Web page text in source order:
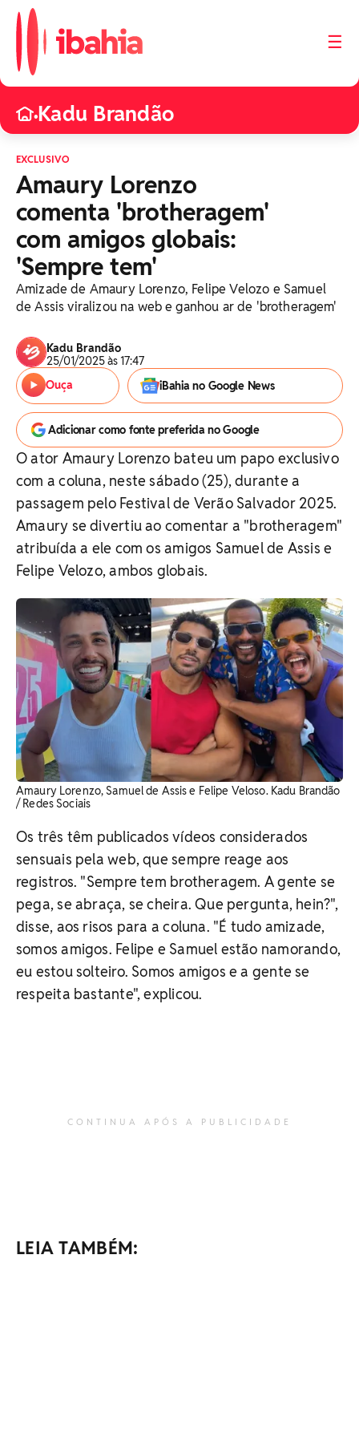
☰
•Kadu Brandão
EXCLUSIVO
Amaury Lorenzo
comenta 'brotheragem'
com amigos globais:
'Sempre tem'
Amizade de Amaury Lorenzo, Felipe Velozo e Samuel
de Assis viralizou na web e ganhou ar de 'brotheragem'
Kadu Brandão
25/01/2025 às 17:47
Ouça
iBahia no Google News
Adicionar como fonte preferida no Google
O ator Amaury Lorenzo bateu um papo exclusivo
com a coluna, neste sábado (25), durante a
passagem pelo Festival de Verão Salvador 2025.
Amaury se divertiu ao comentar a "brotheragem"
atribuída a ele com os amigos Samuel de Assis e
Felipe Velozo, ambos globais.
Amaury Lorenzo, Samuel de Assis e Felipe Veloso. Kadu Brandão
/ Redes Sociais
Os três têm publicados vídeos considerados
sensuais pela web, que sempre reage aos
registros. "Sempre tem brotheragem. A gente se
pega, se abraça, se cheira. Que pergunta, hein?",
disse, aos risos para a coluna. "É tudo amizade,
somos amigos. Felipe e Samuel estão namorando,
eu estou solteiro. Somos amigos e a gente se
respeita bastante", explicou.
CONTINUA APÓS A PUBLICIDADE
LEIA TAMBÉM: